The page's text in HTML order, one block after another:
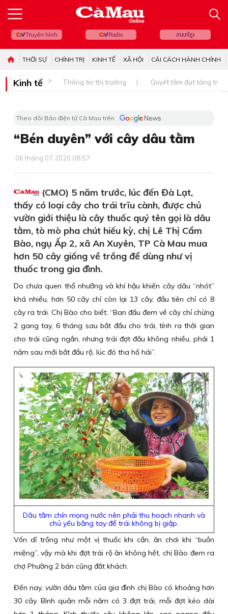
Truyền hình Radio ភាសាខ្មែរ
THỜI SỰ CHÍNH TRỊ KINH TẾ XÃ HỘI CẢI CÁCH HÀNH CHÍNH
Kinh tế Thông tin thị trường Quyết tâm đạt tăng
Theo dõi Báo điện tử Cà Mau trên
“Bén duyên” với cây dâu tằm
06 tháng 07 2020 08:57
(CMO) 5 năm trước, lúc đến Đà Lạt,
thấy có loại cây cho trái trĩu cành, được chủ
vườn giới thiệu là cây thuốc quý tên gọi là dâu
tằm, tò mò pha chút hiếu kỳ, chị Lê Thị Cẩm
Bào, ngụ Ấp 2, xã An Xuyên, TP Cà Mau mua
hơn 50 cây giống về trồng để dùng như vị
thuốc trong gia đình.
Do chưa quen thổ nhưỡng và khí hậu khiến cây dâu “nhót”
khá nhiều, hơn 50 cây chỉ còn lại 13 cây, đầu tiên chỉ có 8
cây ra trái. Chị Bào cho biết: “Ban đầu đem về cây chỉ chừng
2 gang tay, 6 tháng sau bắt đầu cho trái, tính ra thời gian
cho trái cũng ngắn, nhưng trái đợt đầu không nhiều, phải 1
năm sau mới bắt đầu rộ, lúc đó tha hồ hái”.
Dâu tằm chín mọng nước nên phải thu hoạch nhanh và
chủ yếu bằng tay để trái không bị giập.
Vốn dĩ trồng như một vị thuốc khi cần, ăn chơi khi “buồn
miệng”, vậy mà khi đợt trái rộ ăn không hết, chị Bào đem ra
chợ Phường 2 bán cũng đắt khách.
Đến nay, vườn dâu tằm của gia đình chị Bào có khoảng hơn
30 cây. Bình quân mỗi năm có 3 đợt trái, mỗi đợt kéo dài